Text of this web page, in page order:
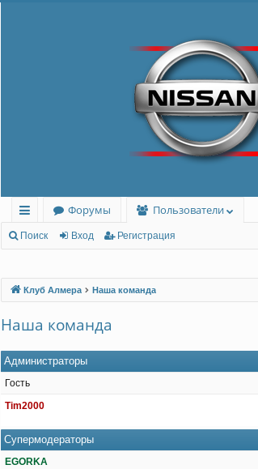
с
лк
Форумы
Пользователи
Поиск Вход Регистрация
Клуб Алмера Наша команда
Наша команда
Администраторы
Гость
Tim2000
Супермодераторы
EGORKA